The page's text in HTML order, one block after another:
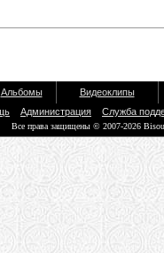
Альбомы
Видеоклипы
Администрация Служба
Все права защищены © 2007-2026